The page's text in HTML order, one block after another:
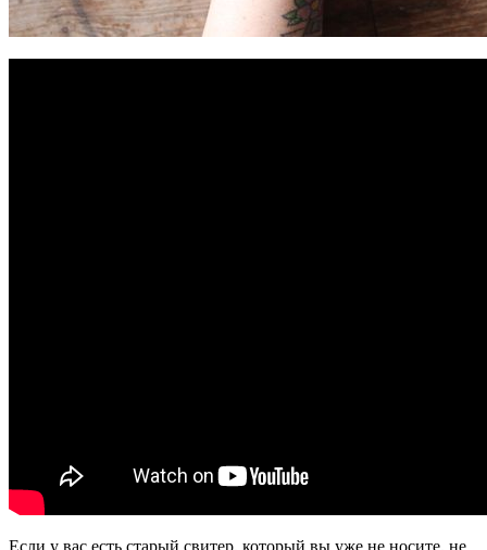
Если у вас есть старый свитер, который вы уже не носите, не